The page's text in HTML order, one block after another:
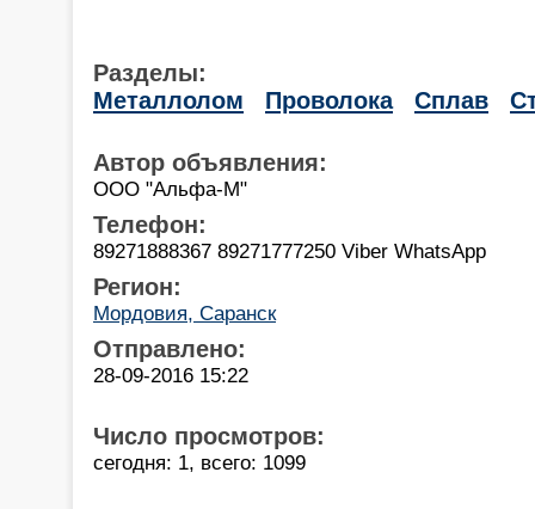
Разделы:
Металлолом
Проволока Сплав
Автор объявления:
ООО "Альфа-М"
Телефон:
89271888367 89271777250 Viber WhatsApp
Регион:
Мордовия, Саранск
Отправлено:
28-09-2016 15:22
Число просмотров:
сегодня: 1, всего: 1099